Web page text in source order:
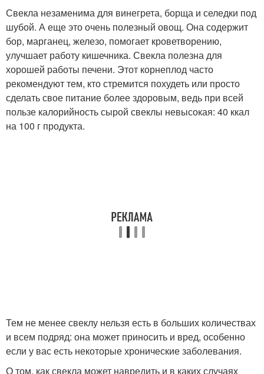
Свекла незаменима для винегрета, борща и селедки под
шубой. А еще это очень полезный овощ. Она содержит
бор, марганец, железо, помогает кроветворению,
улучшает работу кишечника. Свекла полезна для
хорошей работы печени. Этот корнеплод часто
рекомендуют тем, кто стремится похудеть или просто
сделать свое питание более здоровым, ведь при всей
пользе калорийность сырой свеклы невысокая: 40 ккал
на 100 г продукта.
Тем не менее свеклу нельзя есть в больших количествах
и всем подряд: она может приносить и вред, особенно
если у вас есть некоторые хронические заболевания.
О том, как свекла может навредить и в каких случаях